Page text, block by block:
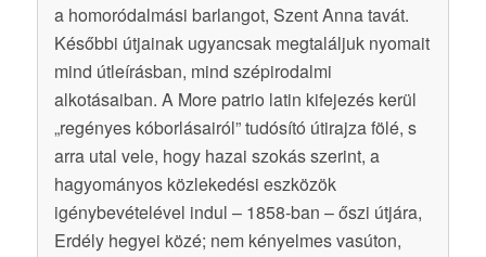
a homoródalmási barlangot, Szent Anna tavát.
Későbbi útjainak ugyancsak megtaláljuk nyomait
mind útleírásban, mind szépirodalmi
alkotásaiban. A More patrio latin kifejezés kerül
„regényes kóborlásairól” tudósító útirajza fölé, s
arra utal vele, hogy hazai szokás szerint, a
hagyományos közlekedési eszközök
igénybevételével indul – 1858-ban – őszi útjára,
Erdély hegyei közé; nem kényelmes vasúton,